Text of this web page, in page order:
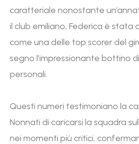
caratteriale nonostante
il club emiliano, Federica è stata
come una delle top scorer del
segno l’impressionante bottino
personali.
Questi numeri testimoniano la
Nonnati di caricarsi la squadra
nei momenti più critici,